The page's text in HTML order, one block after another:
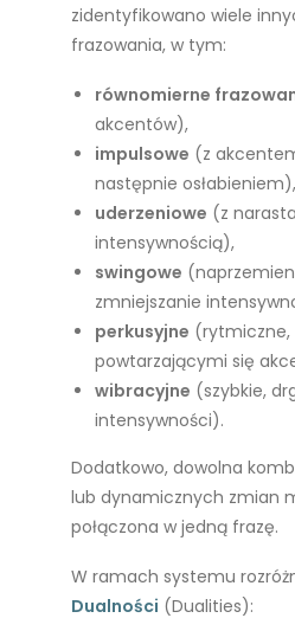
zidentyfikowano wiele
frazowania, w tym:
równomierne
akcentów),
impulsowe (z
następnie osłabieniem),
uderzeniowe (z
intensywnością),
swingowe
zmniejszanie
perkusyjne (rytmiczne,
powtarzającymi się
wibracyjne (szybkie,
intensywności).
Dodatkowo, dowolna
lub dynamicznych zmian
połączona w jedną frazę.
W ramach systemu
Dualności (Dualities):